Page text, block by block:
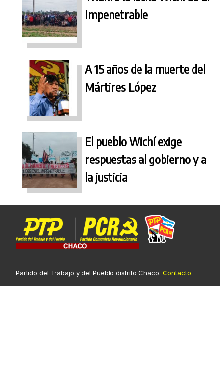
Impenetrable
A 15 años de la muerte del
Mártires López
El pueblo Wichí exige
respuestas al gobierno y a
la justicia
Partido del Trabajo y del Pueblo distrito Chaco. Contacto